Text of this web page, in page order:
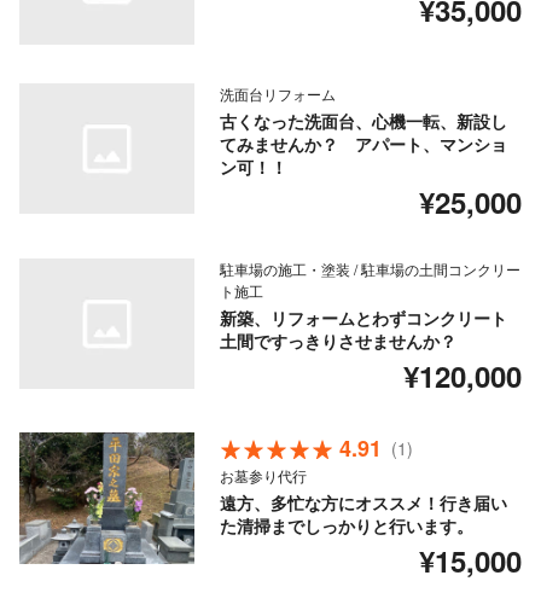
¥35,000
洗面台リフォーム
古くなった洗面台、心機一転、新設し
てみませんか？ アパート、マンショ
ン可！！
¥25,000
駐車場の施工・塗装 / 駐車場の土間コンクリー
ト施工
新築、リフォームとわずコンクリート
土間ですっきりさせませんか？
¥120,000
4.91 (1)
お墓参り代行
遠方、多忙な方にオススメ！行き届い
た清掃までしっかりと行います。
¥15,000